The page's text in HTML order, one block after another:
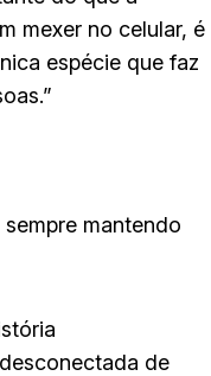
mexer no celular, é
espécie que faz
mantendo
de